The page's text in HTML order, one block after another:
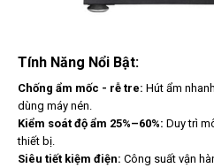
Tính Năng Nổi Bật:
Chống ẩm mốc - rễ tre: Hút ẩm
dùng máy nén.
Kiểm soát độ ẩm 25%–60%: Duy trì
thiết bị.
Siêu tiết kiệm điện: Công suất vận